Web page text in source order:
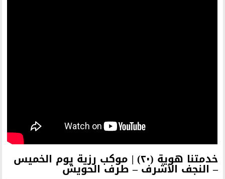
خدمتنا هوية (٢٠) | موكب رزية يوم الخميس
– طرف الحويش